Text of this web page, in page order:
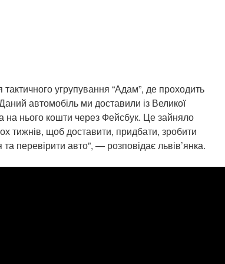
угрупування “Адам”, де проходить
автомобіль ми доставили із Великої
на нього кошти через Фейсбук. Це зайняло
тижнів, щоб доставити, придбати, зробити
перевірити авто”, — розповідає львів’янка.